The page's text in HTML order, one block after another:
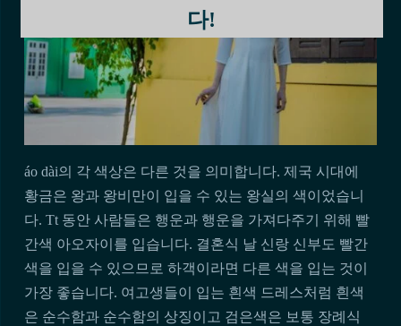
áo dài의 각 색상은 다른 것을 의미합니다. 제국 시대에
황금은 왕과 왕비만이 입을 수 있는 왕실의 색이었습니
다. Tt 동안 사람들은 행운과 행운을 가져다주기 위해 빨
간색 아오자이를 입습니다. 결혼식 날 신랑 신부도 빨간
색을 입을 수 있으므로 하객이라면 다른 색을 입는 것이
가장 좋습니다. 여고생들이 입는 흰색 드레스처럼 흰색
은 순수함과 순수함의 상징이고 검은색은 보통 장례식
다!